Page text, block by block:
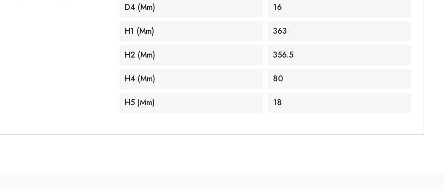
D4 (mm) 16
H1 (mm) 363
H2 (mm) 356.5
H4 (mm) 80
H5 (mm) 18